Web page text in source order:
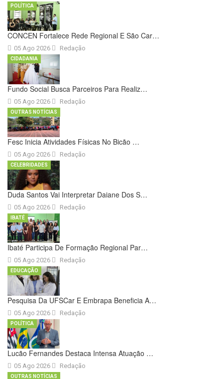
CONCEN Fortalece Rede Regional E São Car…
05 Ago 2026
POLÍTICA
Redação
Fundo Social Busca Parceiros Para Realiz…
05 Ago 2026
CIDADANIA
Redação
Fesc Inicia Atividades Físicas No Bicão …
05 Ago 2026
OUTRAS NOTÍCIAS
Redação
Duda Santos Vai Interpretar Daiane Dos S…
05 Ago 2026
CELEBRIDADES
Redação
Ibaté Participa De Formação Regional Par…
05 Ago 2026
IBATÉ
Redação
Pesquisa Da UFSCar E Embrapa Beneficia A…
05 Ago 2026
EDUCAÇÃO
Redação
Lucão Fernandes Destaca Intensa Atuação …
05 Ago 2026
POLÍTICA
Redação
OUTRAS NOTÍCIAS